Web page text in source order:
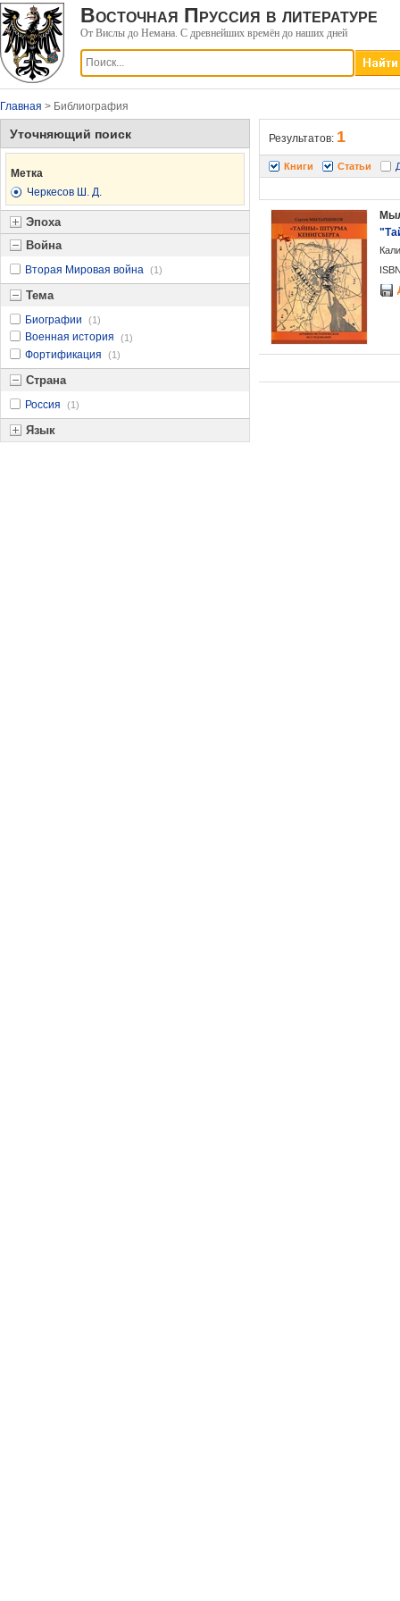
Восточная Пруссия в литературе
От Вислы до Немана. С древнейших времён до наших дней
Главная > Библиография
Уточняющий поиск
Метка
Черкесов Ш. Д.
Эпоха
Война
Вторая Мировая война (1)
Тема
Биографии (1)
Военная история (1)
Фортификация (1)
Страна
Россия (1)
Язык
Результатов: 1
Книги Статьи